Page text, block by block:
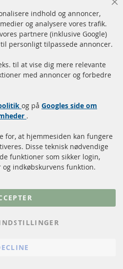
Kundeservice
Betalingsmetoder
Kontakt
indhold og annoncer,
og analysere vores trafik.
partnere (inklusive Google)
personligt tilpassede annoncer.
til at vise dig mere relevante
med annoncer og forbedre
og på Googles side om
.
for, at hjemmesiden kan fungere
Disse teknisk nødvendige
funktioner som sikker login,
indkøbskurvens funktion.